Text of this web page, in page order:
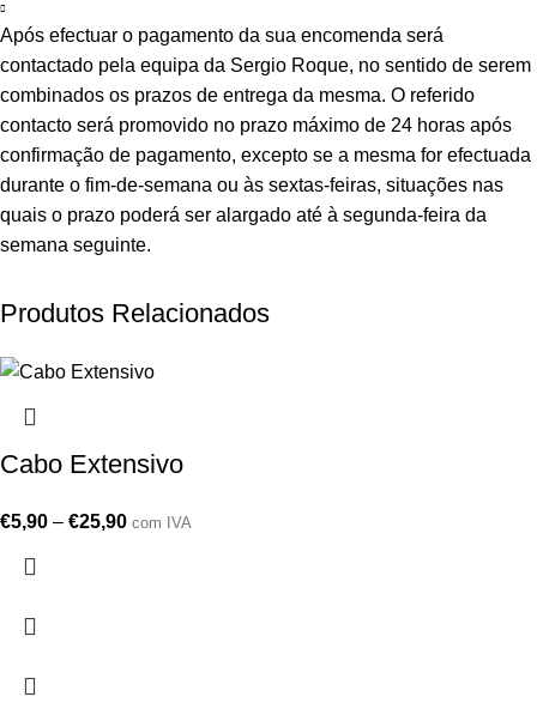
Após efectuar o pagamento da sua encomenda será
contactado pela equipa da Sergio Roque, no sentido de serem
combinados os prazos de entrega da mesma. O referido
contacto será promovido no prazo máximo de 24 horas após
confirmação de pagamento, excepto se a mesma for efectuada
durante o fim-de-semana ou às sextas-feiras, situações nas
quais o prazo poderá ser alargado até à segunda-feira da
semana seguinte.
Produtos Relacionados
Cabo Extensivo
€5,90 – €25,90 com IVA